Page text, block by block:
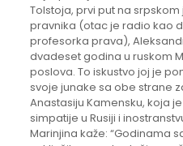
Tolstoja, prvi put na
pravnika (otac je radio kao
profesorka prava),
dvadeset godina u ruskom
poslova. To iskustvo joj je
svoje junake sa obe strane
Anastasiju Kamensku, koja
simpatije u Rusiji i
Marinjina kaže: “Godinama